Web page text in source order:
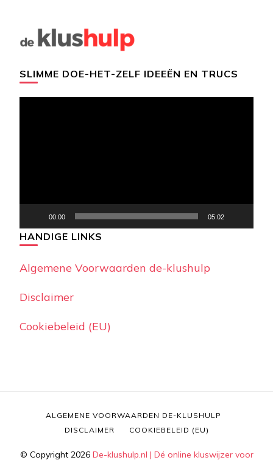
SLIMME DOE-HET-ZELF IDEEËN EN TRUCS
00:00 05:02
HANDIGE LINKS
Algemene Voorwaarden de-klushulp
Disclaimer
Cookiebeleid (EU)
© Copyright 2026 De-klushulp.nl | Dé online kluswijzer voor
ALGEMENE VOORWAARDEN DE-KLUSHULP
DISCLAIMER
COOKIEBELEID (EU)